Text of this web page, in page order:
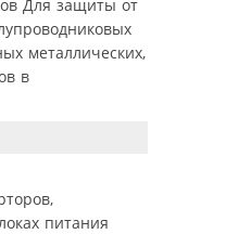
Для защиты от
металлических,
в
питания